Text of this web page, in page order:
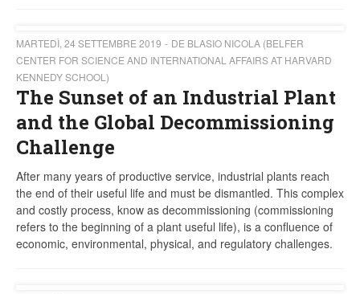
MARTEDÌ, 24 SETTEMBRE 2019
DE BLASIO NICOLA (BELFER
CENTER FOR SCIENCE AND INTERNATIONAL AFFAIRS AT HARVARD
KENNEDY SCHOOL)
The Sunset of an Industrial Plant
and the Global Decommissioning
Challenge
After many years of productive service, industrial plants reach
the end of their useful life and must be dismantled. This complex
and costly process, know as decommissioning (commissioning
refers to the beginning of a plant useful life), is a confluence of
economic, environmental, physical, and regulatory challenges.